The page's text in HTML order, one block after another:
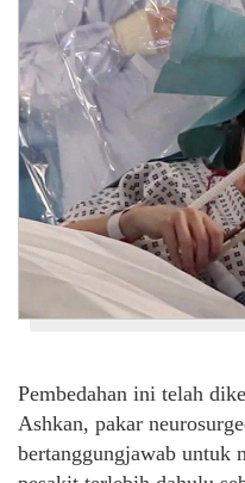
Pembedahan ini telah
Ashkan, pakar
bertanggungjawab untuk